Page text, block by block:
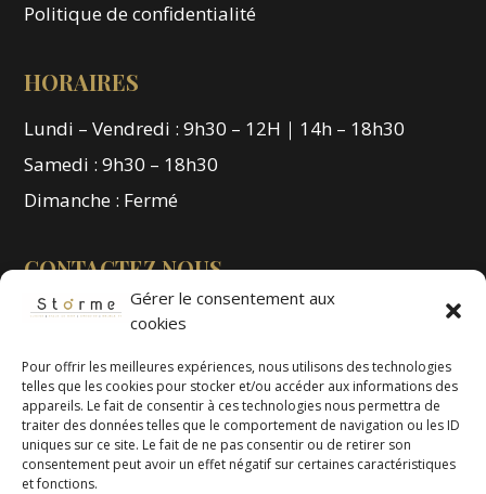
Gérer le consentement aux
cookies
Pour offrir les meilleures expériences, nous utilisons des technologies
telles que les cookies pour stocker et/ou accéder aux informations des
appareils. Le fait de consentir à ces technologies nous permettra de
traiter des données telles que le comportement de navigation ou les ID
uniques sur ce site. Le fait de ne pas consentir ou de retirer son
consentement peut avoir un effet négatif sur certaines caractéristiques
et fonctions.
Politique de confidentialité
HORAIRES
Lundi – Vendredi : 9h30 – 12H｜14h – 18h30
Samedi : 9h30 – 18h30
Dimanche : Fermé
CONTACTEZ NOUS
02 98 02 04 19
VISITER LE SHOWROOM
100 rue de Salanguis 29490 GUIPAVAS